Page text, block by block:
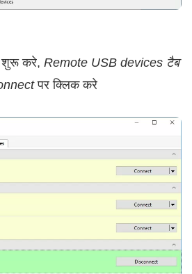
शुरू करे, Remote USB devices टैब
पर क्लिक करे